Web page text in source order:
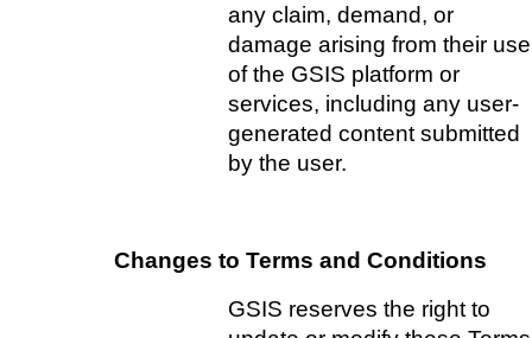
any claim, demand, or
damage arising from their use
of the GSIS platform or
services, including any user-
generated content submitted
by the user.
Changes to Terms and Conditions
GSIS reserves the right to